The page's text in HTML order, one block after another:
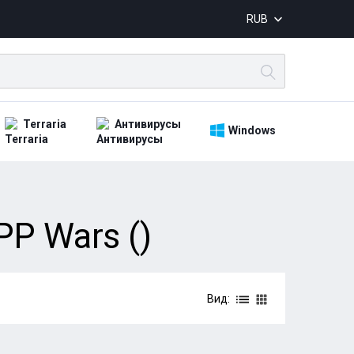
RUB
Terraria Антивирусы Windows
Wars ()
Вид: